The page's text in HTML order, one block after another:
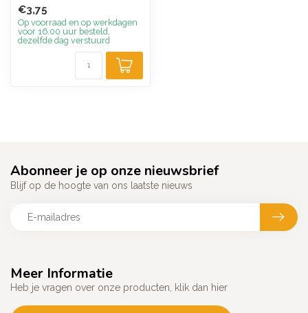
€3,75
Op voorraad en op werkdagen
voor 16.00 uur besteld,
dezelfde dag verstuurd
Meer Informatie
Heb je vragen over onze producten, klik dan hier
Abonneer je op onze nieuwsbrief
Blijf op de hoogte van ons laatste nieuws